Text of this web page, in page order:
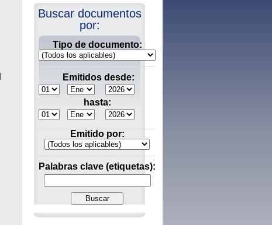
Buscar documentos
por:
Tipo de documento:
Emitidos desde:
hasta:
Emitido por:
Palabras clave (etiquetas):